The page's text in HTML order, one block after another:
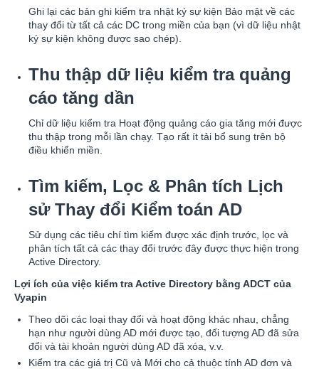
Ghi lại các bản ghi kiểm tra nhật ký sự kiện Bảo mật về các
thay đổi từ tất cả các DC trong miền của bạn (vì dữ liệu nhật
ký sự kiện không được sao chép).
Thu thập dữ liệu kiểm tra quảng
cáo tăng dần
Chỉ dữ liệu kiểm tra Hoạt động quảng cáo gia tăng mới được
thu thập trong mỗi lần chạy. Tạo rất ít tải bổ sung trên bộ
điều khiển miền.
Tìm kiếm, Lọc & Phân tích Lịch
sử Thay đổi Kiểm toán AD
Sử dụng các tiêu chí tìm kiếm được xác định trước, lọc và
phân tích tất cả các thay đổi trước đây được thực hiện trong
Active Directory.
Lợi ích của việc kiểm tra Active Directory bằng ADCT của
Vyapin
Theo dõi các loại thay đổi và hoạt động khác nhau, chẳng
hạn như người dùng AD mới được tạo, đối tượng AD đã sửa
đổi và tài khoản người dùng AD đã xóa, v.v.
Kiểm tra các giá trị Cũ và Mới cho cả thuộc tính AD đơn và